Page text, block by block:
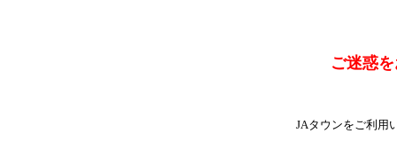
ご迷惑
JAタウンをご利用